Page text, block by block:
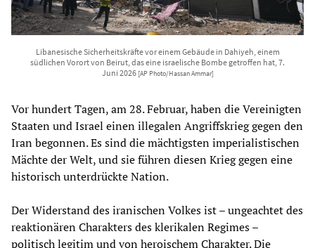
Libanesische Sicherheitskräfte vor einem Gebäude in Dahiyeh, einem
südlichen Vorort von Beirut, das eine israelische Bombe getroffen hat, 7.
Juni 2026 [AP Photo/Hassan Ammar]
Vor hundert Tagen, am 28. Februar, haben die Vereinigten
Staaten und Israel einen illegalen Angriffskrieg gegen den
Iran begonnen. Es sind die mächtigsten imperialistischen
Mächte der Welt, und sie führen diesen Krieg gegen eine
historisch unterdrückte Nation.
Der Widerstand des iranischen Volkes ist – ungeachtet des
reaktionären Charakters des klerikalen Regimes –
politisch legitim und von heroischem Charakter. Die